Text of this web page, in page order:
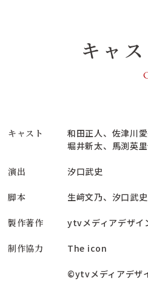
キャ
キャスト
和田正人、佐津川
堀井新太、馬渕英
演出 汐口武史
脚本 生﨑文乃、汐口武史
製作著作 ytvメディアデザイ
制作協力 The icon
©ytvメディアデザ